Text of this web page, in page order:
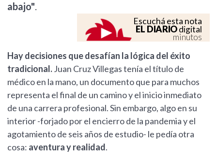
abajo".
Escuchá esta nota
EL DIARIOdigital
minutos
Hay decisiones que desafían la lógica del éxito
tradicional.Juan Cruz Villegas tenía el título de
médico en la mano, un documento que para muchos
representa el final de un camino y el inicio inmediato
de una carrera profesional. Sin embargo, algo en su
interior -forjado por el encierro de la pandemia y el
agotamiento de seis años de estudio- le pedía otra
cosa: aventura y realidad.